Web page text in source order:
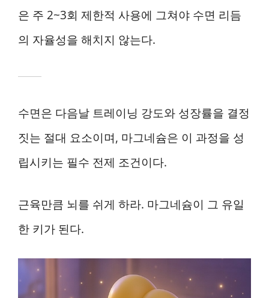
은 주 2~3회 제한적 사용에 그쳐야 수면 리듬
의 자율성을 해치지 않는다.
수면은 다음날 트레이닝 강도와 성장률을 결정
짓는 절대 요소이며, 마그네슘은 이 과정을 성
립시키는 필수 전제 조건이다.
근육만큼 뇌를 쉬게 하라. 마그네슘이 그 유일
한 키가 된다.